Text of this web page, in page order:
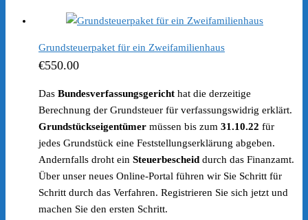
Grundsteuerpaket für ein Zweifamilienhaus
€550.00
Das Bundesverfassungsgericht hat die derzeitige
Berechnung der Grundsteuer für verfassungswidrig erklärt.
Grundstückseigentümer müssen bis zum 31.10.22 für
jedes Grundstück eine Feststellungserklärung abgeben.
Andernfalls droht ein Steuerbescheid durch das Finanzamt.
Über unser neues Online-Portal führen wir Sie Schritt für
Schritt durch das Verfahren. Registrieren Sie sich jetzt und
machen Sie den ersten Schritt.